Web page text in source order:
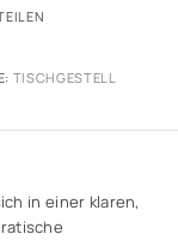
TISCHGESTELL
in einer klaren,